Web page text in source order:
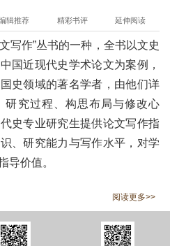
辑推荐 精彩书评 延伸阅读
写作”丛书的一种，全书以文史
国近现代史学术论文为案例，
史领域的著名学者，由他们详
研究过程、构思布局与修改心
史专业研究生提供论文写作指
、研究能力与写作水平，对学
导价值。
阅读更多>>